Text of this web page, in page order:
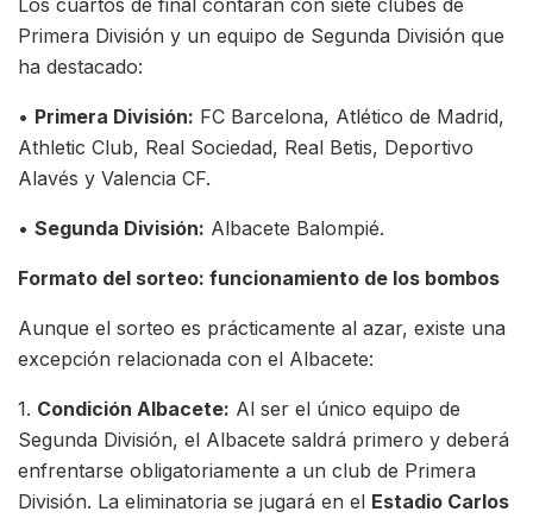
Primera División y un equipo de Segunda División que
ha destacado:
• Primera División: FC Barcelona, Atlético de Madrid,
Athletic Club, Real Sociedad, Real Betis, Deportivo
Alavés y Valencia CF.
• Segunda División: Albacete Balompié.
Formato del sorteo: funcionamiento de los bombos
Aunque el sorteo es prácticamente al azar, existe una
excepción relacionada con el Albacete:
1. Condición Albacete: Al ser el único equipo de
Segunda División, el Albacete saldrá primero y deberá
enfrentarse obligatoriamente a un club de Primera
División. La eliminatoria se jugará en el Estadio Carlos